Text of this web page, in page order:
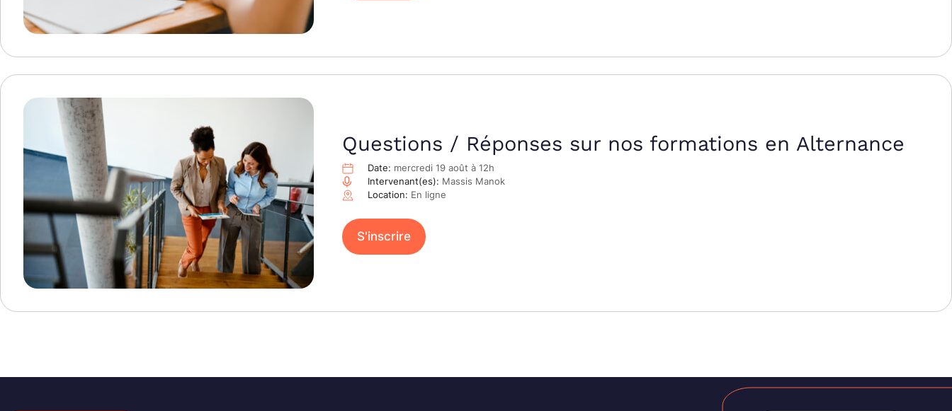
Questions / Réponses sur nos formations en Alternance
Date: mercredi 19 août à 12h
Intervenant(es): Massis Manok
Location: En ligne
S'inscrire